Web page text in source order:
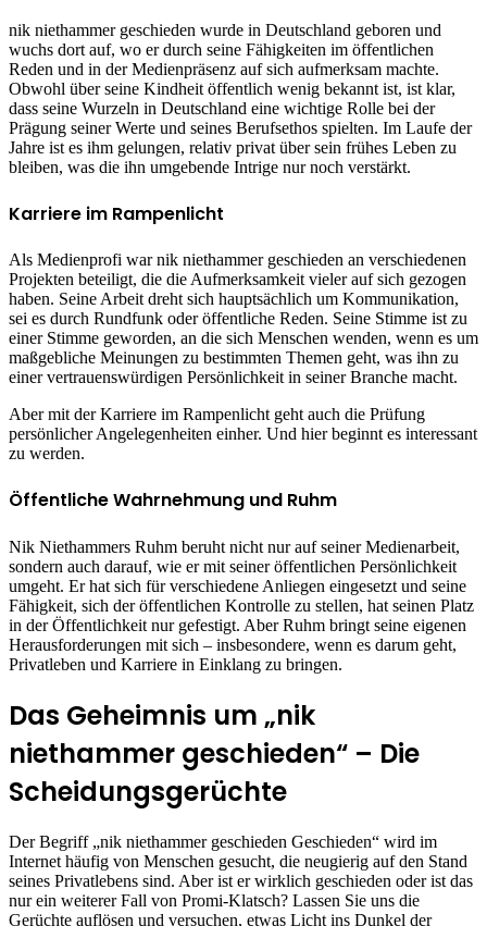
nik niethammer geschieden wurde in Deutschland geboren und
wuchs dort auf, wo er durch seine Fähigkeiten im öffentlichen
Reden und in der Medienpräsenz auf sich aufmerksam machte.
Obwohl über seine Kindheit öffentlich wenig bekannt ist, ist klar,
dass seine Wurzeln in Deutschland eine wichtige Rolle bei der
Prägung seiner Werte und seines Berufsethos spielten. Im Laufe der
Jahre ist es ihm gelungen, relativ privat über sein frühes Leben zu
bleiben, was die ihn umgebende Intrige nur noch verstärkt.
Karriere im Rampenlicht
Als Medienprofi war nik niethammer geschieden an verschiedenen
Projekten beteiligt, die die Aufmerksamkeit vieler auf sich gezogen
haben. Seine Arbeit dreht sich hauptsächlich um Kommunikation,
sei es durch Rundfunk oder öffentliche Reden. Seine Stimme ist zu
einer Stimme geworden, an die sich Menschen wenden, wenn es um
maßgebliche Meinungen zu bestimmten Themen geht, was ihn zu
einer vertrauenswürdigen Persönlichkeit in seiner Branche macht.
Aber mit der Karriere im Rampenlicht geht auch die Prüfung
persönlicher Angelegenheiten einher. Und hier beginnt es interessant
zu werden.
Öffentliche Wahrnehmung und Ruhm
Nik Niethammers Ruhm beruht nicht nur auf seiner Medienarbeit,
sondern auch darauf, wie er mit seiner öffentlichen Persönlichkeit
umgeht. Er hat sich für verschiedene Anliegen eingesetzt und seine
Fähigkeit, sich der öffentlichen Kontrolle zu stellen, hat seinen Platz
in der Öffentlichkeit nur gefestigt. Aber Ruhm bringt seine eigenen
Herausforderungen mit sich – insbesondere, wenn es darum geht,
Privatleben und Karriere in Einklang zu bringen.
Das Geheimnis um „nik
niethammer geschieden“ – Die
Scheidungsgerüchte
Der Begriff „nik niethammer geschieden Geschieden“ wird im
Internet häufig von Menschen gesucht, die neugierig auf den Stand
seines Privatlebens sind. Aber ist er wirklich geschieden oder ist das
nur ein weiterer Fall von Promi-Klatsch? Lassen Sie uns die
Gerüchte auflösen und versuchen, etwas Licht ins Dunkel der